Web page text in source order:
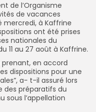
de l’Organisme
de vacances
mercredi, à Kaffrine
ont été prises
nationales du
11 au 27 août à Kaffrine.
prenant, en accord
dispositions pour une
a- t-il assuré lors
des préparatifs du
sous l’appellation